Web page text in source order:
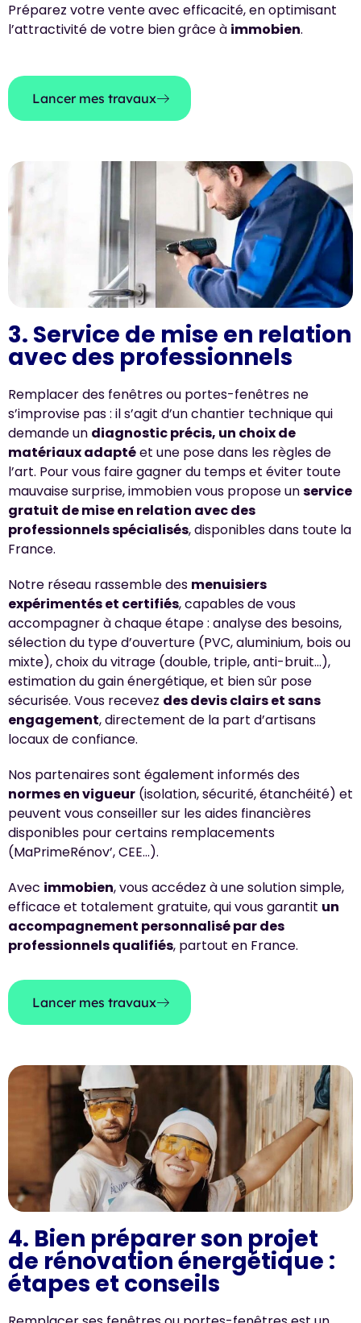
Préparez votre vente avec efficacité, en optimisant
l’attractivité de votre bien grâce à immobien.
Lancer mes travaux
3. Service de mise en relation
avec des professionnels
Remplacer des fenêtres ou portes-fenêtres ne
s’improvise pas : il s’agit d’un chantier technique qui
demande un diagnostic précis, un choix de
matériaux adaptéet une pose dans les règles de
l’art. Pour vous faire gagner du temps et éviter toute
mauvaise surprise, immobien vous propose unservice
gratuit de mise en relation avec des
professionnels spécialisés, disponibles dans toute la
France.
Notre réseau rassemble des menuisiers
expérimentés et certifiés, capables de vous
accompagner à chaque étape : analyse des besoins,
sélection du type d’ouverture (PVC, aluminium, bois ou
mixte), choix du vitrage (double, triple, anti-bruit…),
estimation du gain énergétique, et bien sûr pose
sécurisée. Vous recevez des devis clairs et sans
engagement, directement de la part d’artisans
locaux de confiance.
Nos partenaires sont également informés des
normes en vigueur (isolation, sécurité, étanchéité) et
peuvent vous conseiller sur les aides financières
disponibles pour certains remplacements
(MaPrimeRénov’, CEE…).
Avec immobien, vous accédez à une solution simple,
efficace et totalement gratuite, qui vous garantit un
accompagnement personnalisé par des
professionnels qualifiés, partout en France.
Lancer mes travaux
4. Bien préparer son projet
de rénovation énergétique :
étapes et conseils